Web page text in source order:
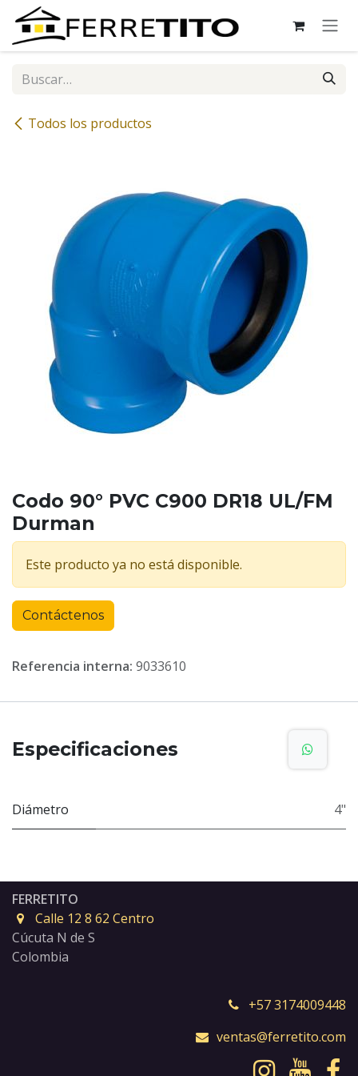
Ir al contenido
Todos los productos
Codo 90° PVC C900 DR18 UL/FM
Durman
Este producto ya no está disponible.
Contáctenos
Referencia interna: 9033610
Especificaciones
Diámetro 4"
FERRETITO
Calle 12 8 62 Centro
Cúcuta N de S
Colombia
+57 3174009448
ventas@ferretito.com